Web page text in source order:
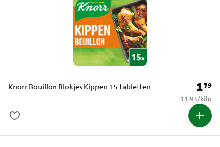
Knorr Bouillon Blokjes Kippen 15 tabletten Prijs:
179
€ 11,93 per
11,93/kilo